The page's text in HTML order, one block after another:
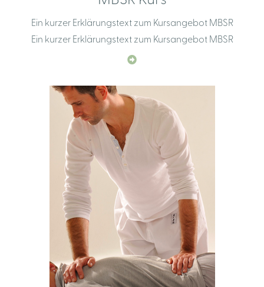
Ein kurzer Erklärungstext zum Kursangebot MBSR
Ein kurzer Erklärungstext zum Kursangebot MBSR